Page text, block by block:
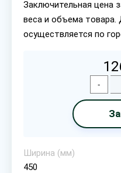
Заключительная цена
веса и объема товара.
осуществляется по
-
Ширина (мм)
450